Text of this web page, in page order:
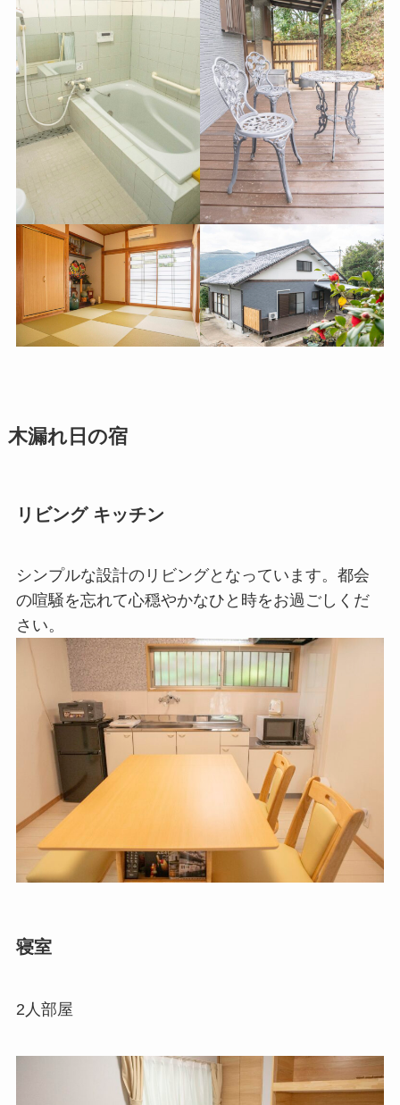
木漏れ日の宿
リビング キッチン
シンプルな設計のリビングとなっています。都会
の喧騒を忘れて心穏やかなひと時をお過ごしくだ
さい。
寝室
2人部屋